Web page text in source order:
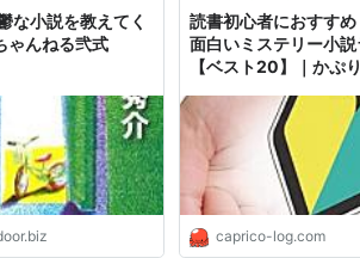
な小説を教えてく
ゃんねる弐式
読書初心者におすす
面白いミステリー小
【ベスト20】｜かぷ
caprico-log.com